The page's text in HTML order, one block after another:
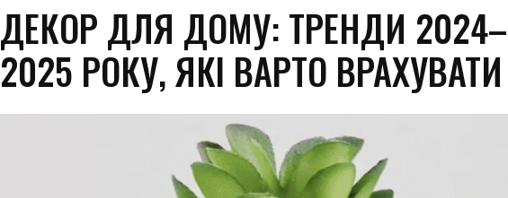
ДЕКОР ДЛЯ ДОМУ: ТРЕНДИ 2024–
2025 РОКУ, ЯКІ ВАРТО ВРАХУВАТИ